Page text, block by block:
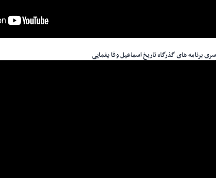
سری برنامه های گذرگاه تاریخ اسماعیل وفا یغمایی